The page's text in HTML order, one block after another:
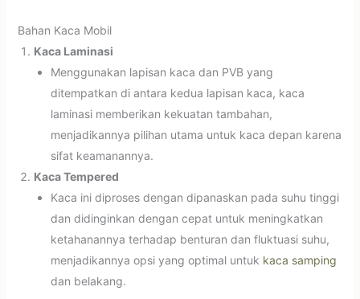
Bahan Kaca Mobil
Kaca Laminasi
Menggunakan lapisan kaca dan PVB yang
ditempatkan di antara kedua lapisan kaca, kaca
laminasi memberikan kekuatan tambahan,
menjadikannya pilihan utama untuk kaca depan karena
sifat keamanannya.
Kaca Tempered
Kaca ini diproses dengan dipanaskan pada suhu tinggi
dan didinginkan dengan cepat untuk meningkatkan
ketahanannya terhadap benturan dan fluktuasi suhu,
menjadikannya opsi yang optimal untuk kaca samping
dan belakang.